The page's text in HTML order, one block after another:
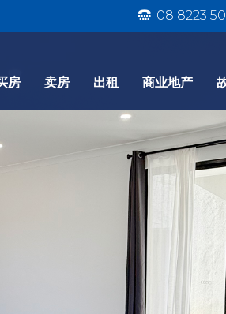
08 8223
房 卖房 出租 商业地产